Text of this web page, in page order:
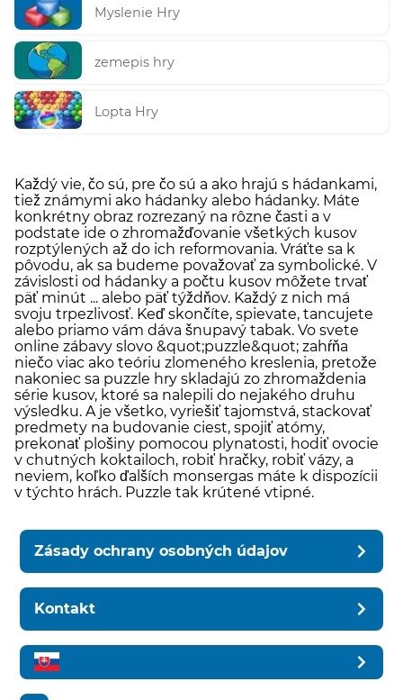
Myslenie Hry
zemepis hry
Lopta Hry
Každý vie, čo sú, pre čo sú a ako hrajú s hádankami,
tiež známymi ako hádanky alebo hádanky. Máte
konkrétny obraz rozrezaný na rôzne časti a v
podstate ide o zhromažďovanie všetkých kusov
rozptýlených až do ich reformovania. Vráťte sa k
pôvodu, ak sa budeme považovať za symbolické. V
závislosti od hádanky a počtu kusov môžete trvať
päť minút ... alebo päť týždňov. Každý z nich má
svoju trpezlivosť. Keď skončíte, spievate, tancujete
alebo priamo vám dáva šnupavý tabak. Vo svete
online zábavy slovo &quot;puzzle&quot; zahŕňa
niečo viac ako teóriu zlomeného kreslenia, pretože
nakoniec sa puzzle hry skladajú zo zhromaždenia
série kusov, ktoré sa nalepili do nejakého druhu
výsledku. A je všetko, vyriešiť tajomstvá, stackovať
predmety na budovanie ciest, spojiť atómy,
prekonať plošiny pomocou plynatosti, hodiť ovocie
v chutných koktailoch, robiť hračky, robiť vázy, a
neviem, koľko ďalších monsergas máte k dispozícii
v týchto hrách. Puzzle tak krútené vtipné.
Zásady ochrany osobných údajov
Kontakt